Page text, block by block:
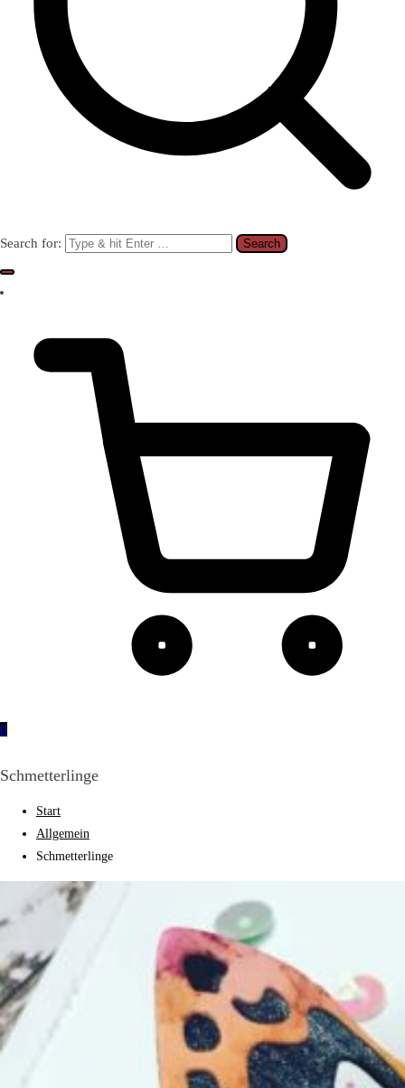
Search for:
0
Schmetterlinge
Start
Allgemein
Schmetterlinge